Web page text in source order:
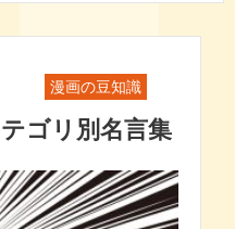
漫画の豆知識
ゴリ別名言集